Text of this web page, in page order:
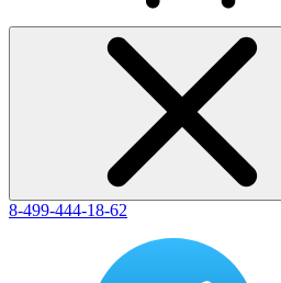
8-499-444-18-62